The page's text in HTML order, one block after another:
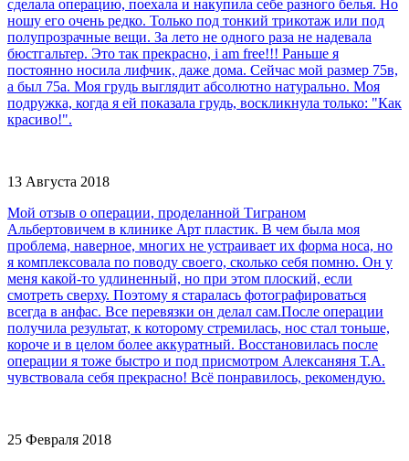
сделала операцию, поехала и накупила себе разного белья. Но
ношу его очень редко. Только под тонкий трикотаж или под
полупрозрачные вещи. За лето не одного раза не надевала
бюстгальтер. Это так прекрасно, i am free!!! Раньше я
постоянно носила лифчик, даже дома. Сейчас мой размер 75в,
а был 75а. Моя грудь выглядит абсолютно натурально. Моя
подружка, когда я ей показала грудь, воскликнула только: "Как
красиво!".
13 Августа 2018
Мой отзыв о операции, проделанной Тиграном
Альбертовичем в клинике Арт пластик. В чем была моя
проблема, наверное, многих не устраивает их форма носа, но
я комплексовала по поводу своего, сколько себя помню. Он у
меня какой-то удлиненный, но при этом плоский, если
смотреть сверху. Поэтому я старалась фотографироваться
всегда в анфас. Все перевязки он делал сам.После операции
получила результат, к которому стремилась, нос стал тоньше,
короче и в целом более аккуратный. Восстановилась после
операции я тоже быстро и под присмотром Алексаняня Т.А.
чувствовала себя прекрасно! Всё понравилось, рекомендую.
25 Февраля 2018